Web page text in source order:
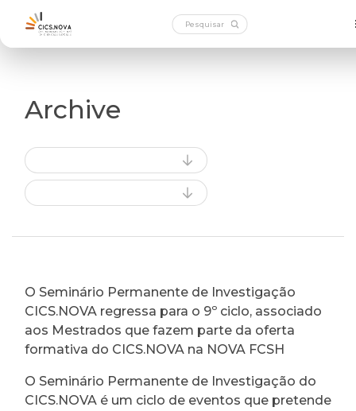
Archive
O Seminário Permanente de Investigação
CICS.NOVA regressa para o 9º ciclo, associado
aos Mestrados que fazem parte da oferta
formativa do CICS.NOVA na NOVA FCSH
O Seminário Permanente de Investigação do
CICS.NOVA é um ciclo de eventos que pretende